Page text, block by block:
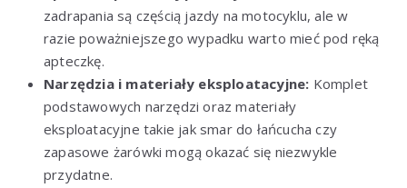
zadrapania są częścią jazdy na motocyklu, ale w
razie poważniejszego wypadku warto mieć pod ręką
apteczkę.
Narzędzia i materiały eksploatacyjne: Komplet
podstawowych narzędzi oraz materiały
eksploatacyjne takie jak smar do łańcucha czy
zapasowe żarówki mogą okazać się niezwykle
przydatne.